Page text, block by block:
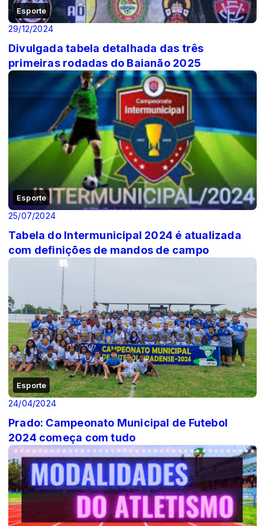
Esporte
29/12/2024
Divulgada tabela detalhada das três
primeiras rodadas do Baianão 2025
Esporte
25/07/2024
Tabela do Intermunicipal 2024 é atualizada
com definições de mandos de campo
Esporte
24/04/2024
Prado: Campeonato Municipal de Futebol
2024 começa com tudo